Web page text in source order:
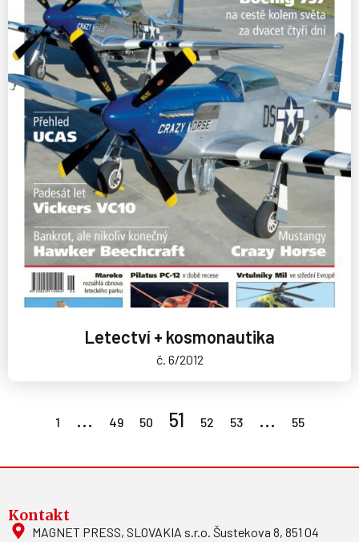
Letectví + kosmonautika
č. 6/2012
1 … 49 50 51 52 53 … 55
Kontakt
MAGNET PRESS, SLOVAKIA s.r.o. Šustekova 8, 851 04